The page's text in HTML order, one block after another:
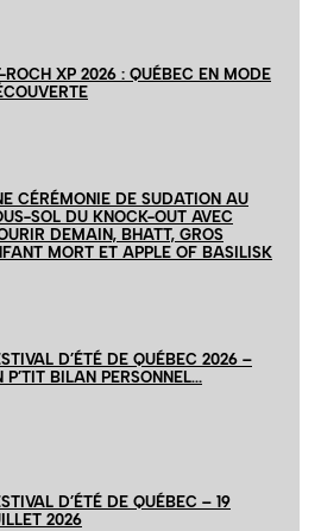
ROCH XP 2026 : QUÉBEC EN MODE
CÉRÉMONIE DE SUDATION AU
SOL DU KNOCK-OUT AVEC
DEMAIN, BHATT, GROS
MORT ET APPLE OF BASILISK
D’ÉTÉ DE QUÉBEC 2026 –
P’TIT BILAN PERSONNEL…
D’ÉTÉ DE QUÉBEC – 19
2026